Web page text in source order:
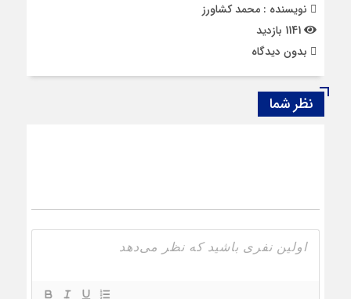
نویسنده : محمد کشاورز
بدون دیدگاه
نظر شما